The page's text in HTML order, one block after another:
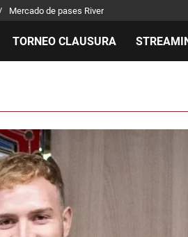
Mercado de pases River
TORNEO CLAUSURA
Hinchas
Los goles de River
Entrevistas